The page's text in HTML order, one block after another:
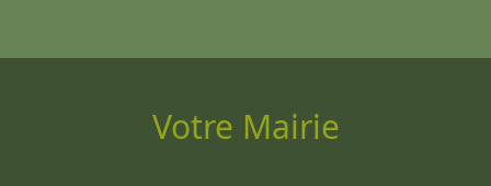
Votre Mairie